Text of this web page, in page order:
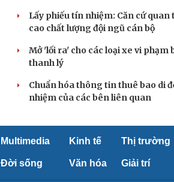
Lấy phiếu tín nhiệm: Căn cứ
cao chất lượng đội ngũ cán bộ
Mở 'lối ra' cho các loại xe vi phạm
thanh lý
Chuẩn hóa thông tin thuê bao di
nhiệm của các bên liên quan
Multimedia Kinh tế Thị trường
Đời sống Văn hóa Giải trí